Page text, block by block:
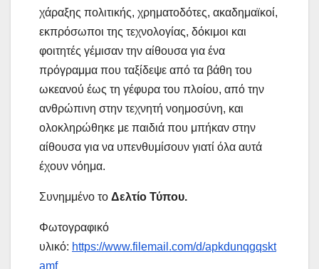
χάραξης πολιτικής, χρηματοδότες, ακαδημαϊκοί,
εκπρόσωποι της τεχνολογίας, δόκιμοι και
φοιτητές γέμισαν την αίθουσα για ένα
πρόγραμμα που ταξίδεψε από τα βάθη του
ωκεανού έως τη γέφυρα του πλοίου, από την
ανθρώπινη στην τεχνητή νοημοσύνη, και
ολοκληρώθηκε με παιδιά που μπήκαν στην
αίθουσα για να υπενθυμίσουν γιατί όλα αυτά
έχουν νόημα.
Συνημμένο το Δελτίο Τύπου.
Φωτογραφικό
υλικό: https://www.filemail.com/d/apkdunqgqskt
amf